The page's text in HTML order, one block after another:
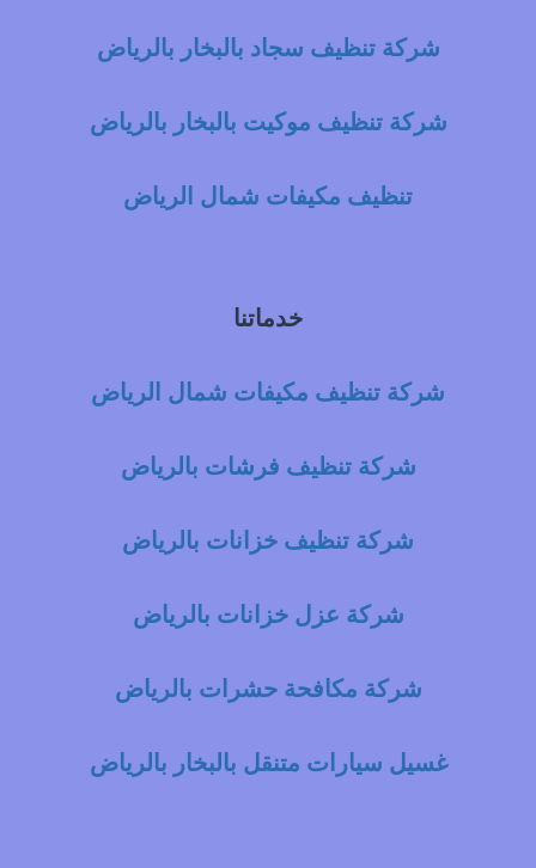
شركة تنظيف سجاد بالبخار بالرياض
شركة تنظيف موكيت بالبخار بالرياض
تنظيف مكيفات شمال الرياض
خدماتنا
شركة تنظيف مكيفات شمال الرياض
شركة تنظيف فرشات بالرياض
شركة تنظيف خزانات بالرياض
شركة عزل خزانات بالرياض
شركة مكافحة حشرات بالرياض
غسيل سيارات متنقل بالبخار بالرياض